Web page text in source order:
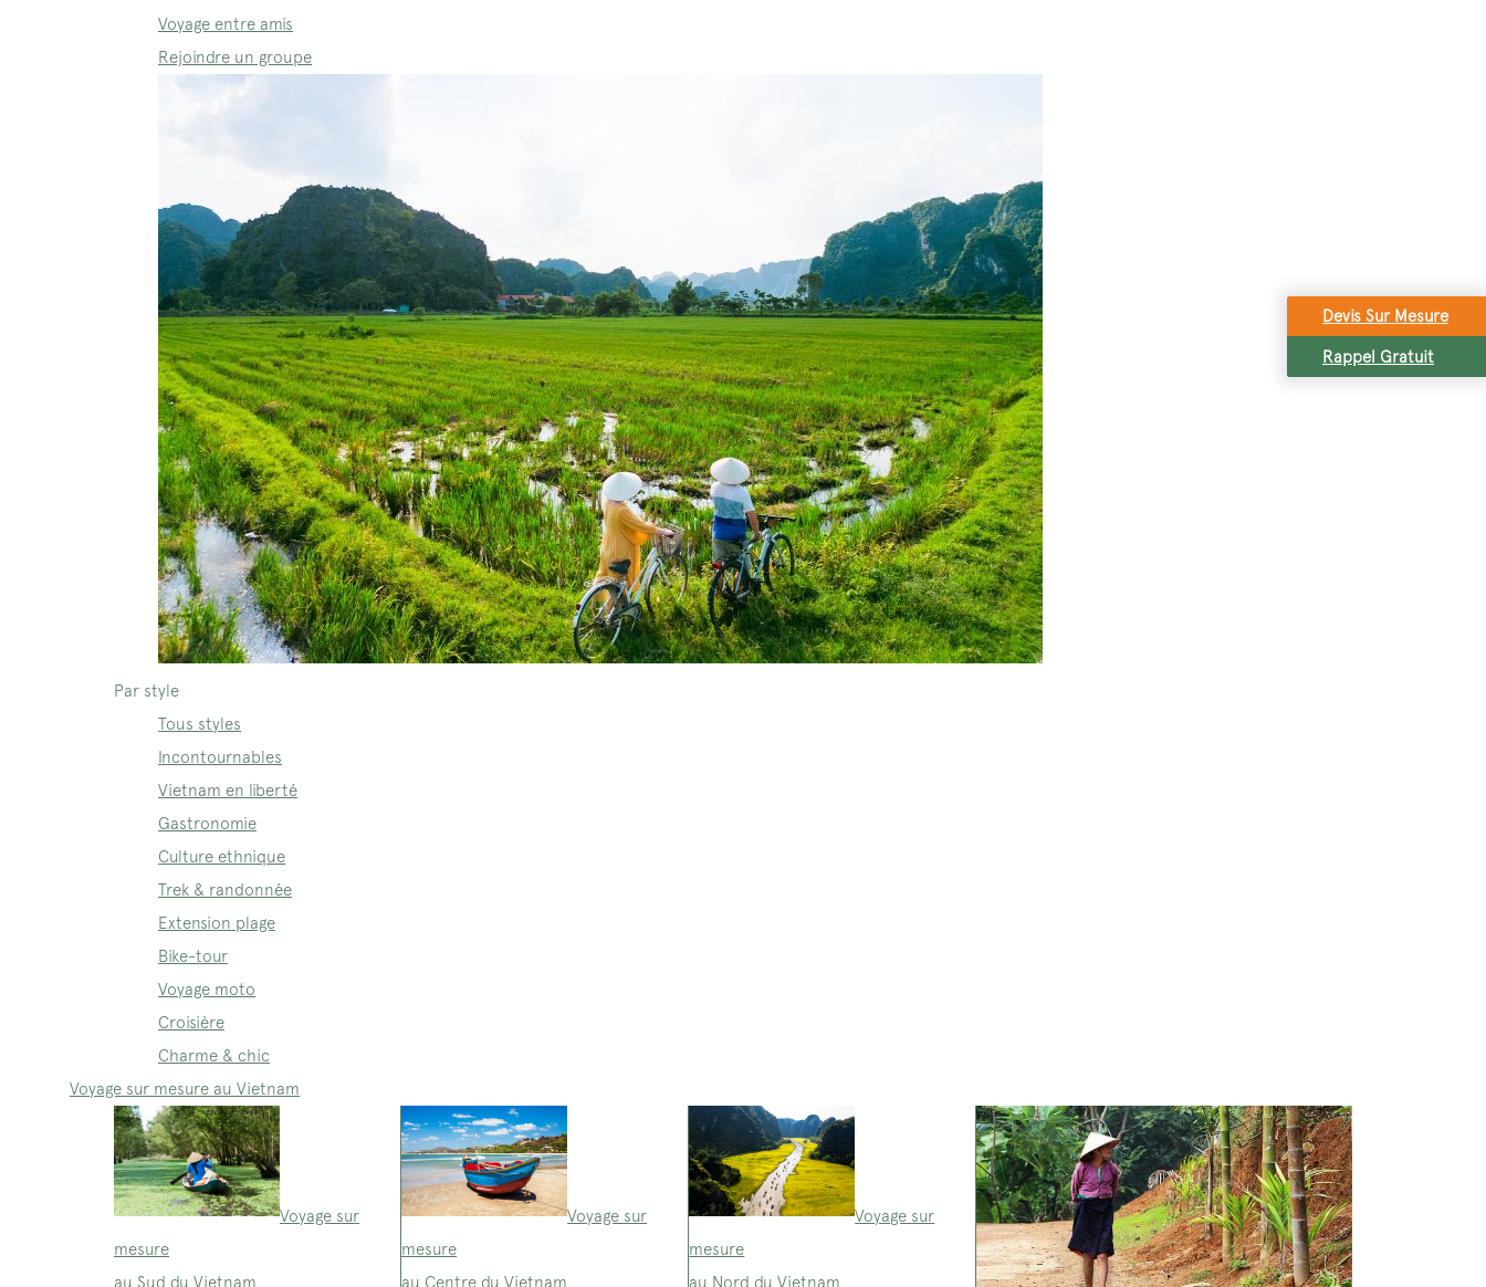
Voyage entre amis
Rejoindre un groupe
Par style
Tous styles
Incontournables
Vietnam en liberté
Gastronomie
Culture ethnique
Trek & randonnée
Extension plage
Bike-tour
Voyage moto
Croisière
Charme & chic
Voyage sur mesure au Vietnam
Voyage sur
mesure
au Sud du Vietnam
Voyage sur
mesure
au Centre du Vietnam
Voyage sur
mesure
au Nord du Vietnam
Devis Sur Mesure
Rappel Gratuit